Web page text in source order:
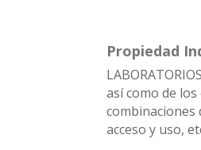
Propiedad
así como de
combinaciones
acceso y uso,